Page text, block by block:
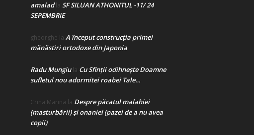
amaladla SF SILUAN ATHONITUL -11/ 24
SEPEMBRIE
gheorghe la A început construcţia primei
mănăstiri ortodoxe din Japonia
Radu Mungiula Cu Sfinții odihnește Doamne
sufletul nou adormitei roabei Tale…
Crina Marina la Despre păcatul malahiei
(masturbării) şi onaniei (pazei de a nu avea
copii)